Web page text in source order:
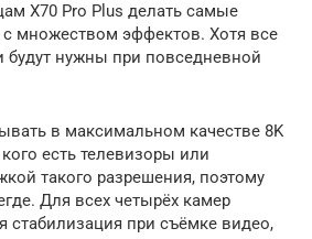
X70 Pro Plus делать самые
множеством эффектов. Хотя все
будут нужны при повседневной
в максимальном качестве 8K
есть телевизоры или
такого разрешения, поэтому
Для всех четырёх камер
стабилизация при съёмке видео,